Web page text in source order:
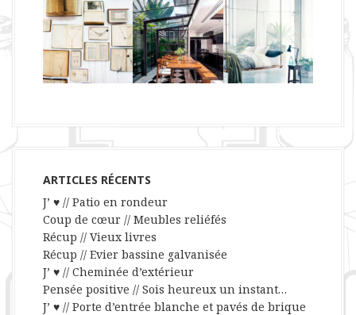
ARTICLES RÉCENTS
J’ ♥ // Patio en rondeur
Coup de cœur // Meubles reliéfés
Récup // Vieux livres
Récup // Evier bassine galvanisée
J’ ♥ // Cheminée d’extérieur
Pensée positive // Sois heureux un instant…
J’ ♥ // Porte d’entrée blanche et pavés de brique